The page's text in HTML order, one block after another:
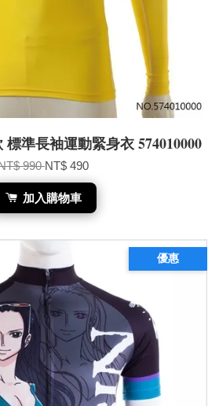
準長袖運動緊身衣 574010000
990NT$ 490
加入購物車
優惠